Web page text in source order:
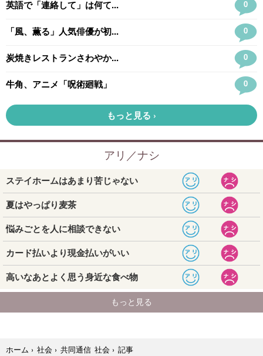
ホーム › 社会 › 共同通信 社会 › 記事